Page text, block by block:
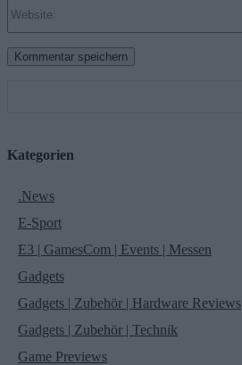
Kategorien
.News
E-Sport
E3 | GamesCom | Events | Messen
Gadgets
Gadgets | Zubehör | Hardware Reviews
Gadgets | Zubehör | Technik
Game Previews